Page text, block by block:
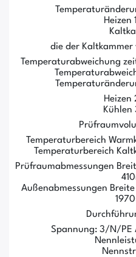
Heizen
die der Kaltkammer
Temperaturabweichung
Heizen
Kühlen
Temperaturbereich
Temperaturbereich
Prüfraumabmessungen
Außenabmessungen
Spannung: 3/N/PE